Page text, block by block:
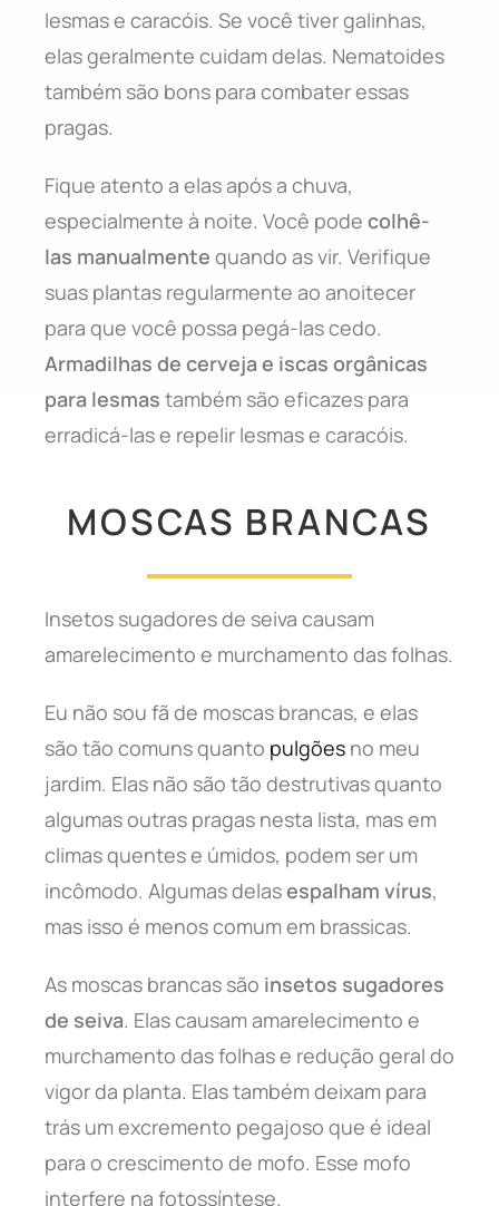
lesmas e caracóis. Se você tiver galinhas,
elas geralmente cuidam delas. Nematoides
também são bons para combater essas
pragas.
Fique atento a elas após a chuva,
especialmente à noite. Você pode colhê-
las manualmente quando as vir. Verifique
suas plantas regularmente ao anoitecer
para que você possa pegá-las cedo.
Armadilhas de cerveja e iscas orgânicas
para lesmas também são eficazes para
erradicá-las e repelir lesmas e caracóis.
MOSCAS BRANCAS
Insetos sugadores de seiva causam
amarelecimento e murchamento das folhas.
Eu não sou fã de moscas brancas, e elas
são tão comuns quanto pulgões no meu
jardim. Elas não são tão destrutivas quanto
algumas outras pragas nesta lista, mas em
climas quentes e úmidos, podem ser um
incômodo. Algumas delasespalham vírus,
mas isso é menos comum em brassicas.
As moscas brancas são insetos sugadores
de seiva. Elas causam amarelecimento e
murchamento das folhas e redução geral do
vigor da planta. Elas também deixam para
trás um excremento pegajoso que é ideal
para o crescimento de mofo. Esse mofo
interfere na fotossíntese.